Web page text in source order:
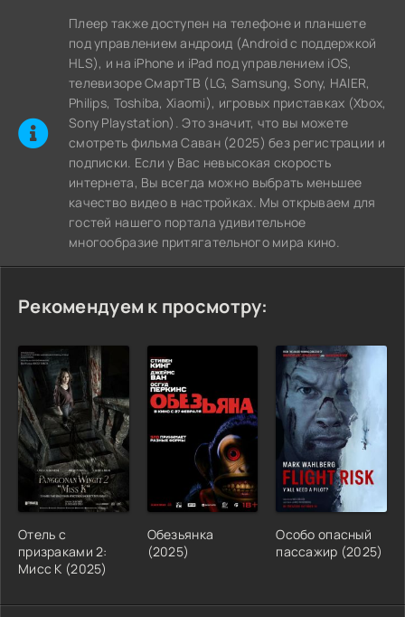
Плеер также доступен на телефоне и планшете
под управлением андроид (Android с поддержкой
HLS), и на iPhone и iPad под управлением iOS,
телевизоре СмартТВ (LG, Samsung, Sony, HAIER,
Philips, Toshiba, Xiaomi), игровых приставках (Xbox,
Sony Playstation). Это значит, что вы можете
cмотреть фильма Саван (2025) без регистрации и
подписки. Если у Вас невысокая скорость
интернета, Вы всегда можно выбрать меньшее
качество видео в настройках. Мы открываем для
гостей нашего портала удивительное
многообразие притягательного мира кино.
Рекомендуем к просмотру:
Отель с
призраками 2:
Мисс К (2025)
Обезьянка
(2025)
Особо опасный
пассажир (2025)